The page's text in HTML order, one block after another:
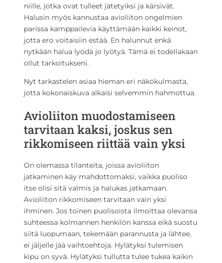
niille, jotka ovat tulleet jätetyiksi ja kärsivät.
Halusin myös kannustaa avioliiton ongelmien
parissa kamppailevia käyttämään kaikki keinot,
jotta ero voitaisiin estää. En halunnut enkä
nytkään halua lyödä jo lyötyä. Tämä ei todellakaan
ollut tarkoitukseni.
Nyt tarkastelen asiaa hieman eri näkökulmasta,
jotta kokonaiskuva alkaisi selvemmin hahmottua.
Avioliiton muodostamiseen
tarvitaan kaksi, joskus sen
rikkomiseen riittää vain yksi
On olemassa tilanteita, joissa avioliiton
jatkaminen käy mahdottomaksi, vaikka puoliso
itse olisi sitä valmis ja halukas jatkamaan.
Avioliiton rikkomiseen tarvitaan vain yksi
ihminen. Jos toinen puolisoista ilmoittaa olevansa
suhteessa kolmannen henkilön kanssa eikä suostu
siitä luopumaan, tekemään parannusta ja lähtee,
ei jäljelle jää vaihtoehtoja. Hylätyksi tulemisen
kipu on syvä. Hylätyksi tullutta tulee tukea kaikin